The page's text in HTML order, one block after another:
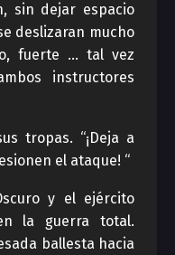
sin dejar espacio
deslizaran mucho
fuerte … tal vez
instructores
tropas. “¡Deja a
el ataque! “
y el ejército
la guerra total.
ballesta hacia